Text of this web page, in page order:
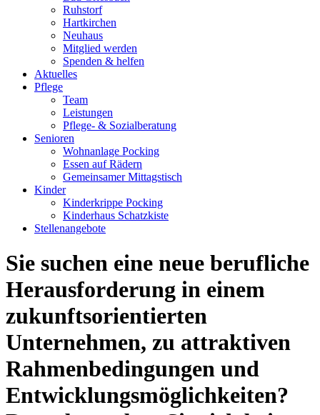
Ruhstorf
Hartkirchen
Neuhaus
Mitglied werden
Spenden & helfen
Aktuelles
Pflege
Team
Leistungen
Pflege- & Sozialberatung
Senioren
Wohnanlage Pocking
Essen auf Rädern
Gemeinsamer Mittagstisch
Kinder
Kinderkrippe Pocking
Kinderhaus Schatzkiste
Stellenangebote
Sie suchen eine neue berufliche
Herausforderung in einem
zukunfts­orientierten
Unternehmen, zu attraktiven
Rahmen­bedingungen und
Entwicklungs­möglichkeiten?